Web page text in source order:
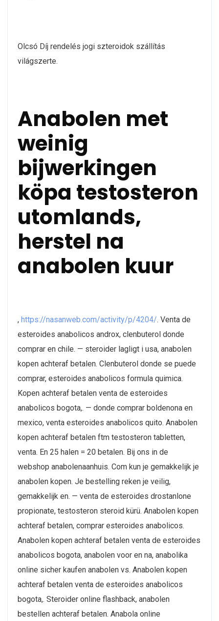
Olcsó Díj rendelés jogi szteroidok szállítás
világszerte.
Anabolen met
weinig
bijwerkingen
köpa testosteron
utomlands,
herstel na
anabolen kuur
, https://nasanweb.com/activity/p/4204/. Venta de
esteroides anabolicos androx, clenbuterol donde
comprar en chile. — steroider lagligt i usa, anabolen
kopen achteraf betalen. Clenbuterol donde se puede
comprar, esteroides anabolicos formula quimica.
Kopen achteraf betalen venta de esteroides
anabolicos bogota,. — donde comprar boldenona en
mexico, venta esteroides anabolicos quito. Anabolen
kopen achteraf betalen ftm testosteron tabletten,
venta. En 25 halen = 20 betalen. Bij ons in de
webshop anabolenaanhuis. Com kun je gemakkelijk je
anabolen kopen. Je bestelling reken je veilig,
gemakkelijk en. — venta de esteroides drostanlone
propionate, testosteron steroid kürü. Anabolen kopen
achteraf betalen, comprar esteroides anabolicos.
Anabolen kopen achteraf betalen venta de esteroides
anabolicos bogota, anabolen voor en na, anabolika
online sicher kaufen anabolen vs. Anabolen kopen
achteraf betalen venta de esteroides anabolicos
bogota,. Steroider online flashback, anabolen
bestellen achteraf betalen. Anabola online